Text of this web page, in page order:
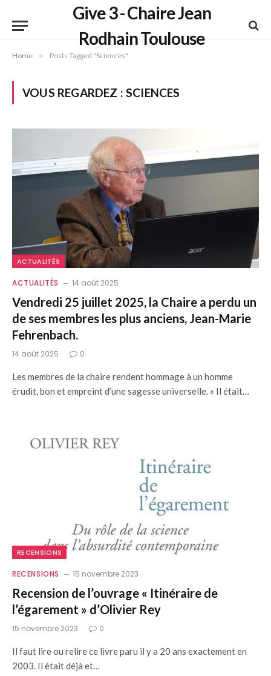
Give 3 - Chaire Jean
Rodhain Toulouse
Home » Posts Tagged "Sciences"
VOUS REGARDEZ :SCIENCES
ACTUALITÉS
ACTUALITÉS 14 août 2025
Vendredi 25 juillet 2025, la Chaire a perdu un
de ses membres les plus anciens, Jean-Marie
Fehrenbach.
14 août 2025 0
Les membres de la chaire rendent hommage à un homme
érudit, bon et empreint d’une sagesse universelle. « Il était…
RECENSIONS
RECENSIONS 15 novembre 2023
Recension de l’ouvrage « Itinéraire de
l’égarement » d’Olivier Rey
15 novembre 2023 0
Il faut lire ou relire ce livre paru il y a 20 ans exactement en
2003. Il était déjà et…